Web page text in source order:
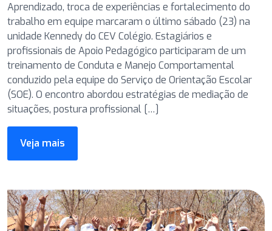
Aprendizado, troca de experiências e fortalecimento do
trabalho em equipe marcaram o último sábado (23) na
unidade Kennedy do CEV Colégio. Estagiários e
profissionais de Apoio Pedagógico participaram de um
treinamento de Conduta e Manejo Comportamental
conduzido pela equipe do Serviço de Orientação Escolar
(SOE). O encontro abordou estratégias de mediação de
situações, postura profissional […]
Veja mais